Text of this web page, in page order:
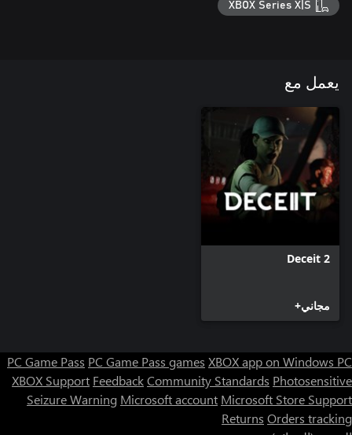
XBOX Series X|S
يعمل مع
Deceit 2
مجاني+
PC Game Pass PC Game Pass games XBOX app on Windows PC
XBOX Support FeedbackCommunity Standards Photosensitive
Seizure Warning Microsoft account Microsoft Store Support
Returns Orders tracking